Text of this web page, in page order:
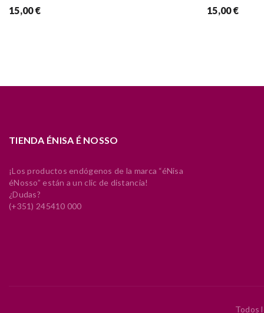
15,00 €
15,00 €
TIENDA ÉNISA É NOSSO
¡Los productos endógenos de la marca “éNisa
éNosso” están a un clic de distancia!
¿Dudas?
(+351) 245410 000
Todos